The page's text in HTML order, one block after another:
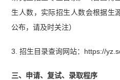
生人数，实际招生人数会根据生
公布，请及时关注）
3. 招生目录查询网站：https://
三、申请、复试、录取程序